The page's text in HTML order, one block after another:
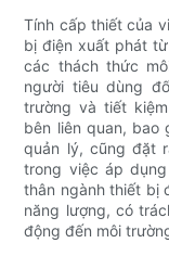
Tính cấp thiết của
bị điện xuất phát
các thách thức
người tiêu dùng
trường và tiết
bên liên quan, bao
quản lý, cũng đặt
trong việc áp
thân ngành thiết bị
năng lượng, có
động đến môi